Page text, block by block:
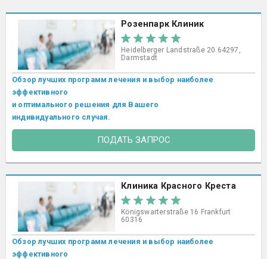
Розенпарк Клиник
Heidelberger Landstraße 20 64297,
Darmstadt
Обзор лучших программ лечения и выбор наиболее
эффективного
и оптимального решения для Вашего
индивидуального случая.
ПОДАТЬ ЗАПРОС
Клиника Красного Креста
Königswarterstraße 16 Frankfurt
60316
Обзор лучших программ лечения и выбор наиболее
эффективного